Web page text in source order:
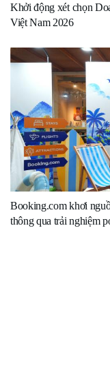
Khởi động xét chọn
Việt Nam 2026
Booking.com khơi
thông qua trải nghiệm